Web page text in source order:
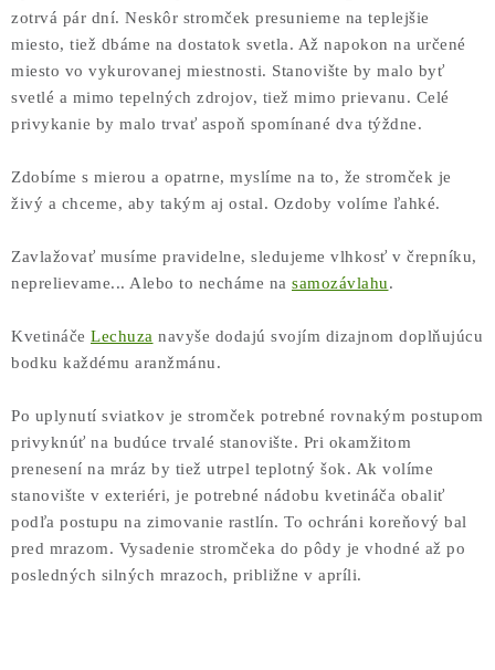
zotrvá pár dní. Neskôr stromček presunieme na teplejšie
miesto, tiež dbáme na dostatok svetla. Až napokon na určené
miesto vo vykurovanej miestnosti. Stanovište by malo byť
svetlé a mimo tepelných zdrojov, tiež mimo prievanu. Celé
privykanie by malo trvať aspoň spomínané dva týždne.
Zdobíme s mierou a opatrne, myslíme na to, že stromček je
živý a chceme, aby takým aj ostal. Ozdoby volíme ľahké.
Zavlažovať musíme pravidelne, sledujeme vlhkosť v črepníku,
neprelievame... Alebo to necháme na samozávlahu.
Kvetináče Lechuza navyše dodajú svojím dizajnom doplňujúcu
bodku každému aranžmánu.
Po uplynutí sviatkov je stromček potrebné rovnakým postupom
privyknúť na budúce trvalé stanovište. Pri okamžitom
prenesení na mráz by tiež utrpel teplotný šok. Ak volíme
stanovište v exteriéri, je potrebné nádobu kvetináča obaliť
podľa postupu na zimovanie rastlín. To ochráni koreňový bal
pred mrazom. Vysadenie stromčeka do pôdy je vhodné až po
posledných silných mrazoch, približne v apríli.